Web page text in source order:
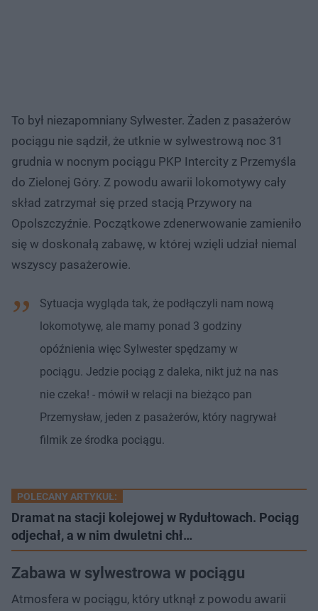
To był niezapomniany Sylwester. Żaden z pasażerów
pociągu nie sądził, że utknie w sylwestrową noc 31
grudnia w nocnym pociągu PKP Intercity z Przemyśla
do Zielonej Góry. Z powodu awarii lokomotywy cały
skład zatrzymał się przed stacją Przywory na
Opolszczyźnie. Początkowe zdenerwowanie zamieniło
się w doskonałą zabawę, w której wzięli udział niemal
wszyscy pasażerowie.
Sytuacja wygląda tak, że podłączyli nam nową
lokomotywę, ale mamy ponad 3 godziny
opóźnienia więc Sylwester spędzamy w
pociągu. Jedzie pociąg z daleka, nikt już na nas
nie czeka! - mówił w relacji na bieżąco pan
Przemysław, jeden z pasażerów, który nagrywał
filmik ze środka pociągu.
POLECANY ARTYKUŁ:
Dramat na stacji kolejowej w Rydułtowach. Pociąg
odjechał, a w nim dwuletni chł…
Zabawa w sylwestrowa w pociągu
Atmosfera w pociągu, który utknął z powodu awarii